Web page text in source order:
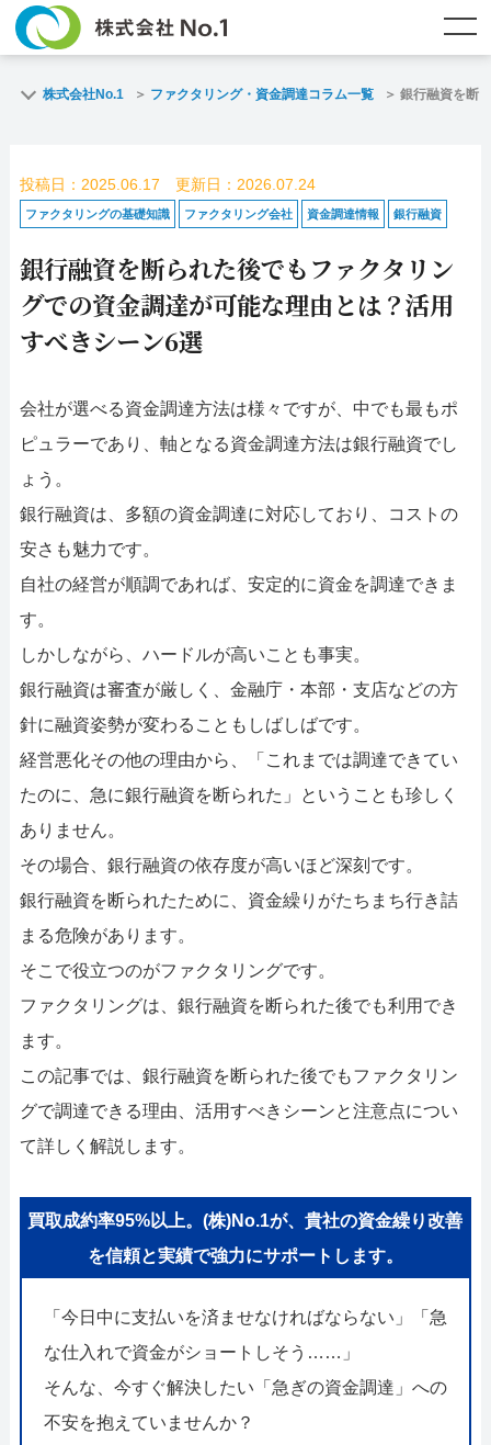
ファクタリングとは？
よくある質問 ファクタリング・資金調達コラム
企業情報 お問い合わせ
名古屋支店HP 福岡支店HP
お問合せ
査定依頼
お問い合わせ
052-414-4107
ファクタリングで通りやすい会社はどういう会社？
株式会社No.1 ファクタリング・資金調達コラム一覧 銀行融資を断
投稿日：2025.06.17 更新日：2026.07.24
ファクタリングの基礎知識 ファクタリング会社 資金調達情報 銀行融資
銀行融資を断られた後でもファクタリン
グでの資金調達が可能な理由とは？活用
すべきシーン6選
会社が選べる資金調達方法は様々ですが、中でも最もポ
ピュラーであり、軸となる資金調達方法は銀行融資でし
ょう。
銀行融資は、多額の資金調達に対応しており、コストの
安さも魅力です。
自社の経営が順調であれば、安定的に資金を調達できま
す。
しかしながら、ハードルが高いことも事実。
銀行融資は審査が厳しく、金融庁・本部・支店などの方
針に融資姿勢が変わることもしばしばです。
経営悪化その他の理由から、「これまでは調達できてい
たのに、急に銀行融資を断られた」ということも珍しく
ありません。
その場合、銀行融資の依存度が高いほど深刻です。
銀行融資を断られたために、資金繰りがたちまち行き詰
まる危険があります。
そこで役立つのがファクタリングです。
ファクタリングは、銀行融資を断られた後でも利用でき
ます。
この記事では、銀行融資を断られた後でもファクタリン
グで調達できる理由、活用すべきシーンと注意点につい
て詳しく解説します。
買取成約率95%以上。(株)No.1が、貴社の資金繰り改善
を信頼と実績で強力にサポートします。
「今日中に支払いを済ませなければならない」「急
な仕入れで資金がショートしそう……」
そんな、今すぐ解決したい「急ぎの資金調達」への
不安を抱えていませんか？